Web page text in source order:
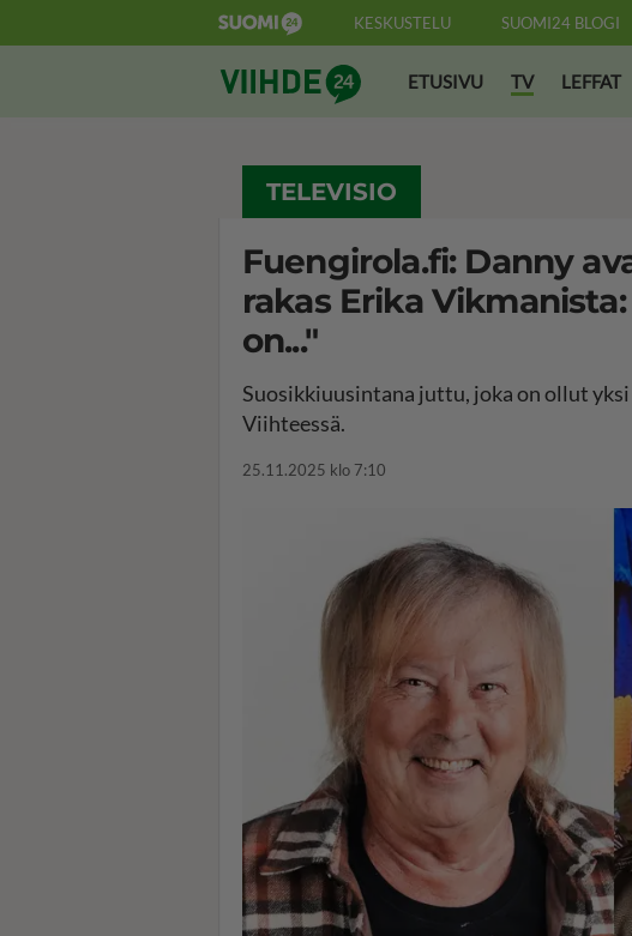
KESKUSTELU SUOMI24 BLOGI
Suomi24 ViihdeETUSIVU TV LEFFAT
TELEVISIO
Fuengirola.fi: Danny
rakas Erika
on..."
Suosikkiuusintana juttu, joka on ollut
Viihteessä.
25.11.2025 klo 7:10